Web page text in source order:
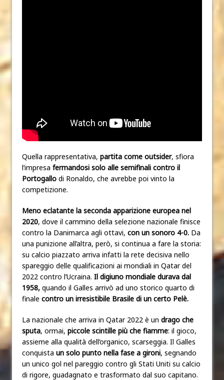
Quella rappresentativa, partita come outsider, sfiora
l’impresa fermandosi solo alle semifinali contro il
Portogallo di Ronaldo, che avrebbe poi vinto la
competizione.
Meno eclatante la seconda apparizione europea nel
2020, dove il cammino della selezione nazionale finisce
contro la Danimarca agli ottavi, con un sonoro 4-0. Da
una punizione all’altra, però, si continua a fare la storia:
su calcio piazzato arriva infatti la rete decisiva nello
spareggio delle qualificazioni ai mondiali in Qatar del
2022 contro l’Ucraina. Il digiuno mondiale durava dal
1958, quando il Galles arrivò ad uno storico quarto di
finale contro un irresistibile Brasile di un certo Pelè.
La nazionale che arriva in Qatar 2022 è un drago che
sputa, ormai, piccole scintille più che fiamme: il gioco,
assieme alla qualità dell’organico, scarseggia. Il Galles
conquista un solo punto nella fase a gironi, segnando
un unico gol nel pareggio contro gli Stati Uniti su calcio
di rigore, guadagnato e trasformato dal suo capitano.